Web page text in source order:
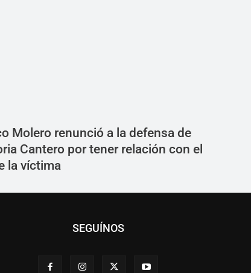
Molero renunció a la defensa de
Cantero por tener relación con el
la víctima
SEGUÍNOS